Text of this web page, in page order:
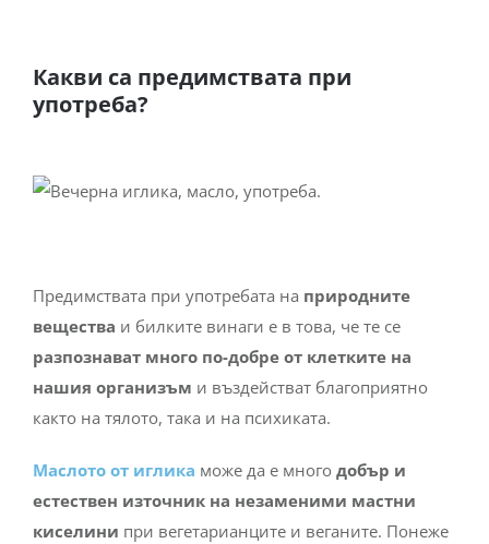
Какви са предимствата при
употреба?
Предимствата при употребата на природните
вещества и билките винаги е в това, че те се
разпознават много по-добре от клетките на
нашия организъм и въздействат благоприятно
както на тялото, така и на психиката.
Маслото от иглика може да е много добър и
естествен източник на незаменими мастни
киселини при вегетарианците и веганите. Понеже